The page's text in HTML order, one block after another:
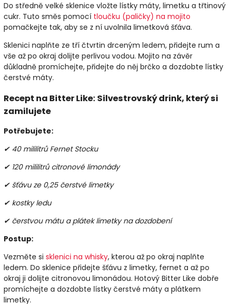
Do středně velké sklenice vložte lístky máty, limetku a třtinový
cukr. Tuto směs pomocí tloučku (paličky) na mojito
pomačkejte tak, aby se z ní uvolnila limetková šťáva.
Sklenici naplňte ze tří čtvrtin drceným ledem, přidejte rum a
vše až po okraj dolijte perlivou vodou. Mojito na závěr
důkladně promíchejte, přidejte do něj brčko a dozdobte lístky
čerstvé máty.
Recept na Bitter Like: Silvestrovský drink, který si
zamilujete
Potřebujete:
✔ 40 mililitrů Fernet Stocku
✔ 120 mililitrů citronové limonády
✔ šťávu ze 0,25 čerstvé limetky
✔ kostky ledu
✔ čerstvou mátu a plátek limetky na dozdobení
Postup:
Vezměte si sklenici na whisky, kterou až po okraj naplňte
ledem. Do sklenice přidejte šťávu z limetky, fernet a až po
okraj ji dolijte citronovou limonádou. Hotový Bitter Like dobře
promíchejte a dozdobte lístky čerstvé máty a plátkem
limetky.